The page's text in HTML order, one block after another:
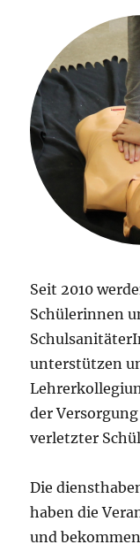
Seit 2010
Schülerinnen
unterstützen
der
verletzter
Die
haben die
und